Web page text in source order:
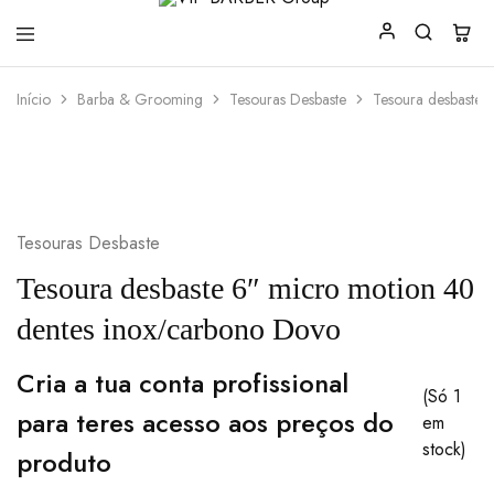
BARBER
para
Início Barba & Grooming Tesouras Desbaste Tesoura
Tesouras Desbaste
Tesoura desbaste 6″ micro motion 40
dentes inox/carbono Dovo
Cria a tua conta profissional
para teres acesso aos preços do
produto
(Só 1
em
stock)